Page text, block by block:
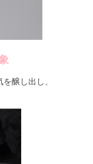
醸し出し、